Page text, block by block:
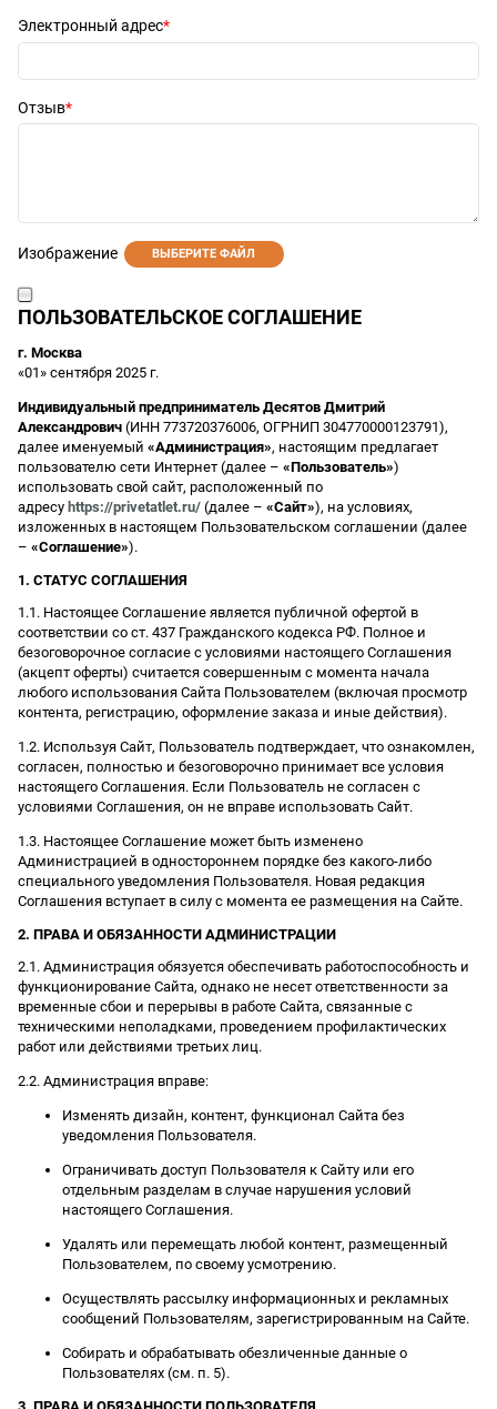
Электронный адрес
Отзыв
Изображение ВЫБЕРИТЕ ФАЙЛ
ПОЛЬЗОВАТЕЛЬСКОЕ СОГЛАШЕНИЕ
г. Москва
«01» сентября 2025 г.
Индивидуальный предприниматель Десятов Дмитрий
Александрович (ИНН 773720376006, ОГРНИП 304770000123791),
далее именуемый «Администрация», настоящим предлагает
пользователю сети Интернет (далее – «Пользователь»)
использовать свой сайт, расположенный по
адресу https://privetatlet.ru/ (далее – «Сайт»), на условиях,
изложенных в настоящем Пользовательском соглашении (далее
– «Соглашение»).
1. СТАТУС СОГЛАШЕНИЯ
1.1. Настоящее Соглашение является публичной офертой в
соответствии со ст. 437 Гражданского кодекса РФ. Полное и
безоговорочное согласие с условиями настоящего Соглашения
(акцепт оферты) считается совершенным с момента начала
любого использования Сайта Пользователем (включая просмотр
контента, регистрацию, оформление заказа и иные действия).
1.2. Используя Сайт, Пользователь подтверждает, что ознакомлен,
согласен, полностью и безоговорочно принимает все условия
настоящего Соглашения. Если Пользователь не согласен с
условиями Соглашения, он не вправе использовать Сайт.
1.3. Настоящее Соглашение может быть изменено
Администрацией в одностороннем порядке без какого-либо
специального уведомления Пользователя. Новая редакция
Соглашения вступает в силу с момента ее размещения на Сайте.
2. ПРАВА И ОБЯЗАННОСТИ АДМИНИСТРАЦИИ
2.1. Администрация обязуется обеспечивать работоспособность и
функционирование Сайта, однако не несет ответственности за
временные сбои и перерывы в работе Сайта, связанные с
техническими неполадками, проведением профилактических
работ или действиями третьих лиц.
2.2. Администрация вправе:
Изменять дизайн, контент, функционал Сайта без
уведомления Пользователя.
Ограничивать доступ Пользователя к Сайту или его
отдельным разделам в случае нарушения условий
настоящего Соглашения.
Удалять или перемещать любой контент, размещенный
Пользователем, по своему усмотрению.
Осуществлять рассылку информационных и рекламных
сообщений Пользователям, зарегистрированным на Сайте.
Собирать и обрабатывать обезличенные данные о
Пользователях (см. п. 5).